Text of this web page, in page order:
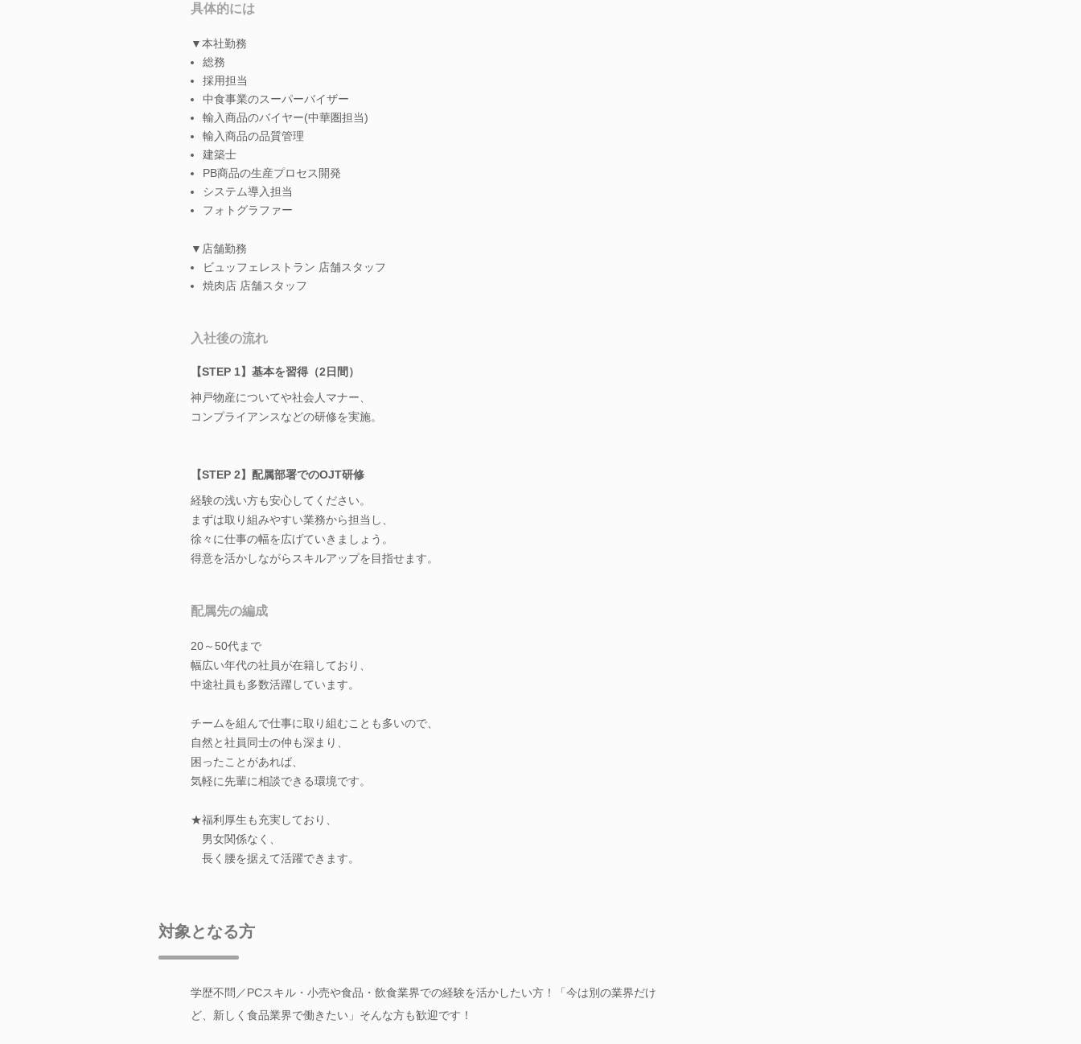
具体的には
▼本社勤務
総務
採用担当
中食事業のスーパーバイザー
輸入商品のバイヤー(中華圏担当)
輸入商品の品質管理
建築士
PB商品の生産プロセス開発
システム導入担当
フォトグラファー
▼店舗勤務
ビュッフェレストラン 店舗スタッフ
焼肉店 店舗スタッフ
入社後の流れ
【STEP 1】基本を習得（2日間）
神戸物産についてや社会人マナー、
コンプライアンスなどの研修を実施。
【STEP 2】配属部署でのOJT研修
経験の浅い方も安心してください。
まずは取り組みやすい業務から担当し、
徐々に仕事の幅を広げていきましょう。
得意を活かしながらスキルアップを目指せます。
配属先の編成
20～50代まで
幅広い年代の社員が在籍しており、
中途社員も多数活躍しています。
チームを組んで仕事に取り組むことも多いので、
自然と社員同士の仲も深まり、
困ったことがあれば、
気軽に先輩に相談できる環境です。
★福利厚生も充実しており、
男女関係なく、
長く腰を据えて活躍できます。
対象となる方
学歴不問／PCスキル・小売や食品・飲食業界での経験を活かしたい方！「今は別の業界だけ
ど、新しく食品業界で働きたい」そんな方も歓迎です！